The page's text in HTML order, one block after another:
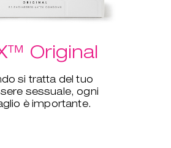
Original
si tratta del tuo
sessuale, ogni
è importante.